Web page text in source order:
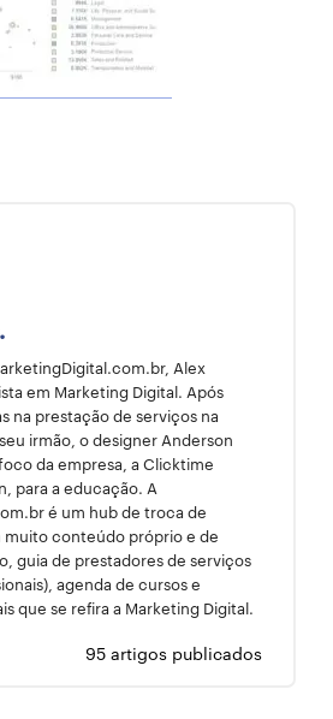
Alex
em Marketing Digital. Após
na prestação de serviços na
irmão, o designer Anderson
da empresa, a Clicktime
para a educação. A
é um hub de troca de
conteúdo próprio e de
guia de prestadores de serviços
agenda de cursos e
que se refira a Marketing Digital.
95 artigos publicados